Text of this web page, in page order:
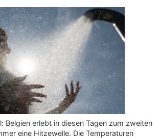
Belgien erlebt in diesen Tagen zum zweiten
eine Hitzewelle. Die Temperaturen